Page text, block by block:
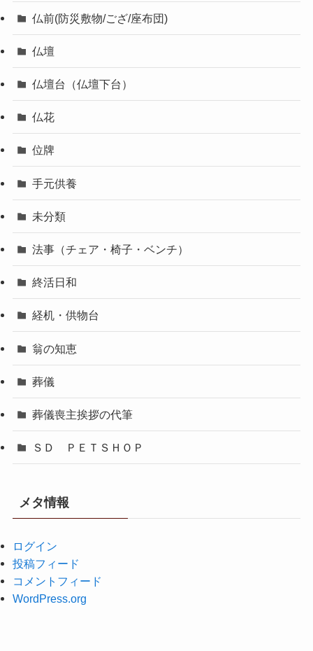
仏前(防災敷物/ござ/座布団)
仏壇
仏壇台（仏壇下台）
仏花
位牌
手元供養
未分類
法事（チェア・椅子・ベンチ）
終活日和
経机・供物台
翁の知恵
葬儀
葬儀喪主挨拶の代筆
ＳＤ ＰＥＴＳＨＯＰ
メタ情報
ログイン
投稿フィード
コメントフィード
WordPress.org